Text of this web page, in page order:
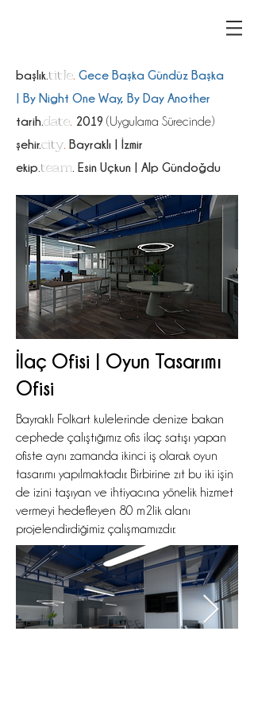
başlık. title Gece Başka Gündüz Başka
| By Night One Way, By Day Another
tarih.date 2019 (Uygulama Sürecinde)
şehir.city Bayraklı | İzmir
ekip. team . Esin Uçkun | Alp Gündoğdu
İlaç Ofisi | Oyun Tasarımı
Ofisi
Bayraklı Folkart kulelerinde denize bakan
cephede çalıştığımız ofis ilaç satışı yapan
ofiste aynı zamanda ikinci iş olarak oyun
tasarımı yapılmaktadır. Birbirine zıt bu iki işin
de izini taşıyan ve ihtiyacına yönelik hizmet
vermeyi hedefleyen 80 m2lik alanı
projelendirdiğimiz çalışmamızdır.